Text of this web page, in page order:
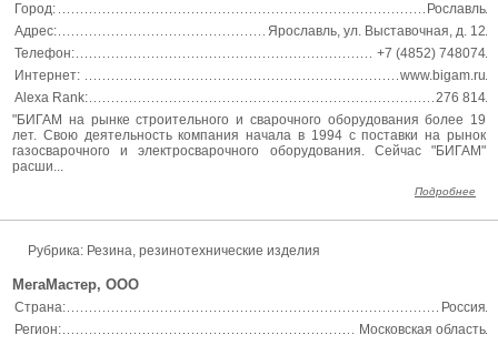
Город:
Рославль
Адрес:
Ярославль, ул. Выставочная, д. 12
Телефон:
+7 (4852) 748074
Интернет:
www.bigam.ru
Alexa Rank:
276 814
"БИГАМ на рынке строительного и сварочного оборудования более 19
лет. Свою деятельность компания начала в 1994 с поставки на рынок
газосварочного и электросварочного оборудования. Сейчас "БИГАМ"
расши...
Подробнее
Рубрика: Резина, резинотехнические изделия
МегаМастер, ООО
Страна:
Россия
Регион:
Московская область